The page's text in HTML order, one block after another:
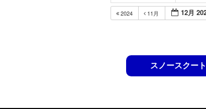
2024 11月 12月
スノースクー